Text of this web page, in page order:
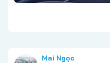
Mai Ngọc